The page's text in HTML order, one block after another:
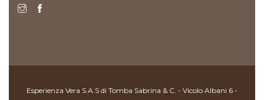
Esperienza Vera S.A.S di Tomba Sabrina & C. - Vicolo Albani 6 -